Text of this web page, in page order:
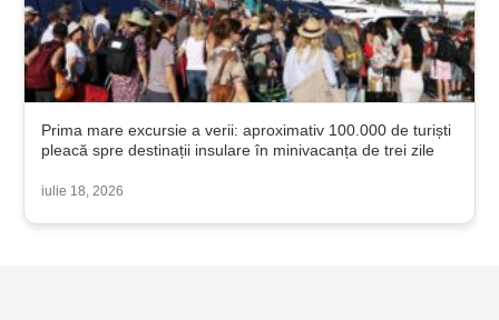
Prima mare excursie a verii: aproximativ 100.000 de turiști
pleacă spre destinații insulare în minivacanța de trei zile
iulie 18, 2026